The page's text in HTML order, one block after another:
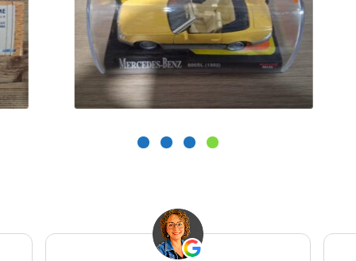
9.90 €
Ajouter au panier